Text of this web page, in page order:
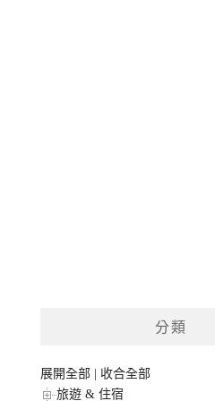
分類
展開全部
收合全部
旅遊 & 住宿